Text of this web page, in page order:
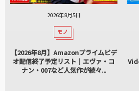
2026年8月5日
モノ
【2026年8月】Amazonプライムビデ
オ配信終了予定リスト｜エヴァ・コ
ナン・007など人気作が続々...